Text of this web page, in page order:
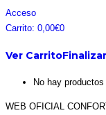
Saltar
al
Facebook
page
in
Instagram
page
in
Pinterest
page
in
Twitter
page
in
Acceso
Carrito: 0,00€0
Ver Carrito
No hay productos
WEB OFICIAL